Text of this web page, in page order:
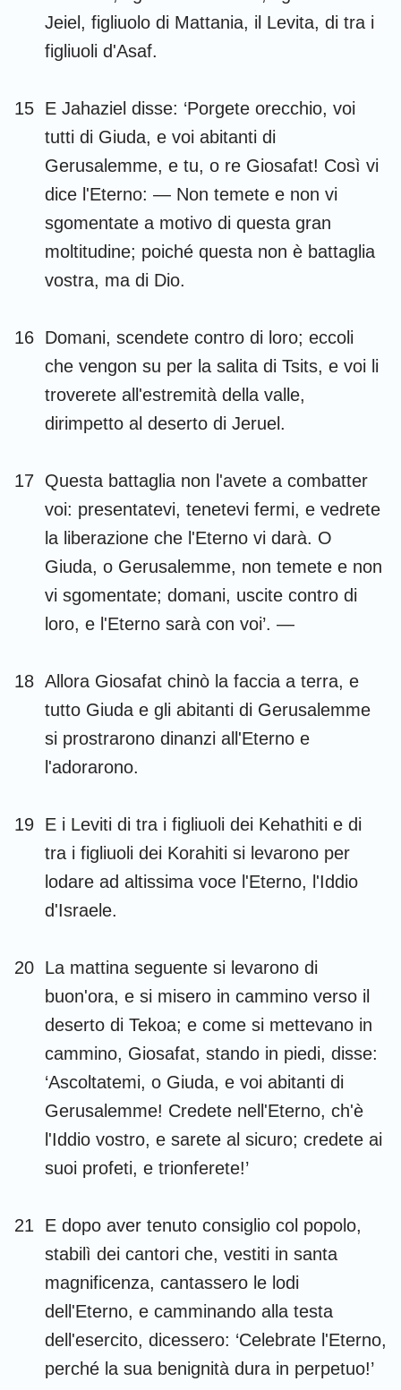
Jeiel, figliuolo di Mattania, il Levita, di tra i
figliuoli d'Asaf.
15 E Jahaziel disse: ‘Porgete orecchio, voi
tutti di Giuda, e voi abitanti di
Gerusalemme, e tu, o re Giosafat! Così vi
dice l'Eterno: — Non temete e non vi
sgomentate a motivo di questa gran
moltitudine; poiché questa non è battaglia
vostra, ma di Dio.
16 Domani, scendete contro di loro; eccoli
che vengon su per la salita di Tsits, e voi li
troverete all'estremità della valle,
dirimpetto al deserto di Jeruel.
17 Questa battaglia non l'avete a combatter
voi: presentatevi, tenetevi fermi, e vedrete
la liberazione che l'Eterno vi darà. O
Giuda, o Gerusalemme, non temete e non
vi sgomentate; domani, uscite contro di
loro, e l'Eterno sarà con voi’. —
18 Allora Giosafat chinò la faccia a terra, e
tutto Giuda e gli abitanti di Gerusalemme
si prostrarono dinanzi all'Eterno e
l'adorarono.
19 E i Leviti di tra i figliuoli dei Kehathiti e di
tra i figliuoli dei Korahiti si levarono per
lodare ad altissima voce l'Eterno, l'Iddio
d'Israele.
20 La mattina seguente si levarono di
buon'ora, e si misero in cammino verso il
deserto di Tekoa; e come si mettevano in
cammino, Giosafat, stando in piedi, disse:
‘Ascoltatemi, o Giuda, e voi abitanti di
Gerusalemme! Credete nell'Eterno, ch'è
l'Iddio vostro, e sarete al sicuro; credete ai
suoi profeti, e trionferete!’
21
E dopo aver tenuto consiglio col popolo,
stabilì dei cantori che, vestiti in santa
magnificenza, cantassero le lodi
dell'Eterno, e camminando alla testa
dell'esercito, dicessero: ‘Celebrate l'Eterno,
perché la sua benignità dura in perpetuo!’